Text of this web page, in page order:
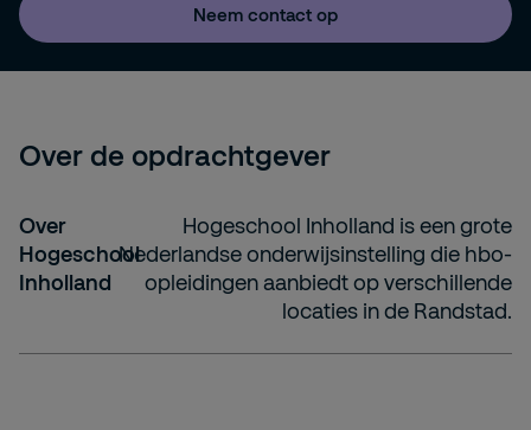
Neem contact op
Over de opdrachtgever
Over
Hogeschool
Inholland
Hogeschool Inholland is een grote
Nederlandse onderwijsinstelling die hbo-
opleidingen aanbiedt op verschillende
locaties in de Randstad.